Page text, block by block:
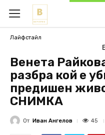
Лайфстайл
Венета
разбра кой е
предишен
СНИМКА
От Иван Ангелов 45